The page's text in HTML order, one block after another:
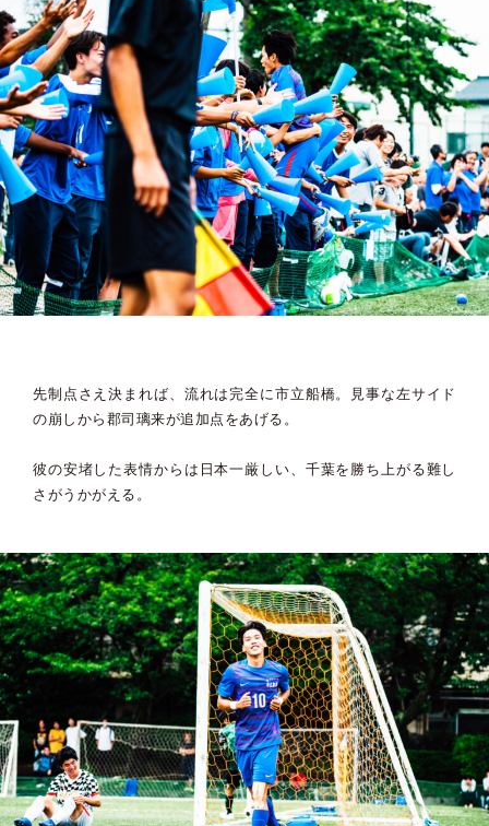
先制点さえ決まれば、流れは完全に市立船橋。見事な左サイド
の崩しから郡司璃来が追加点をあげる。
彼の安堵した表情からは日本一厳しい、千葉を勝ち上がる難し
さがうかがえる。